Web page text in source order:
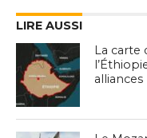
LIRE AUSSI
La carte
alliances